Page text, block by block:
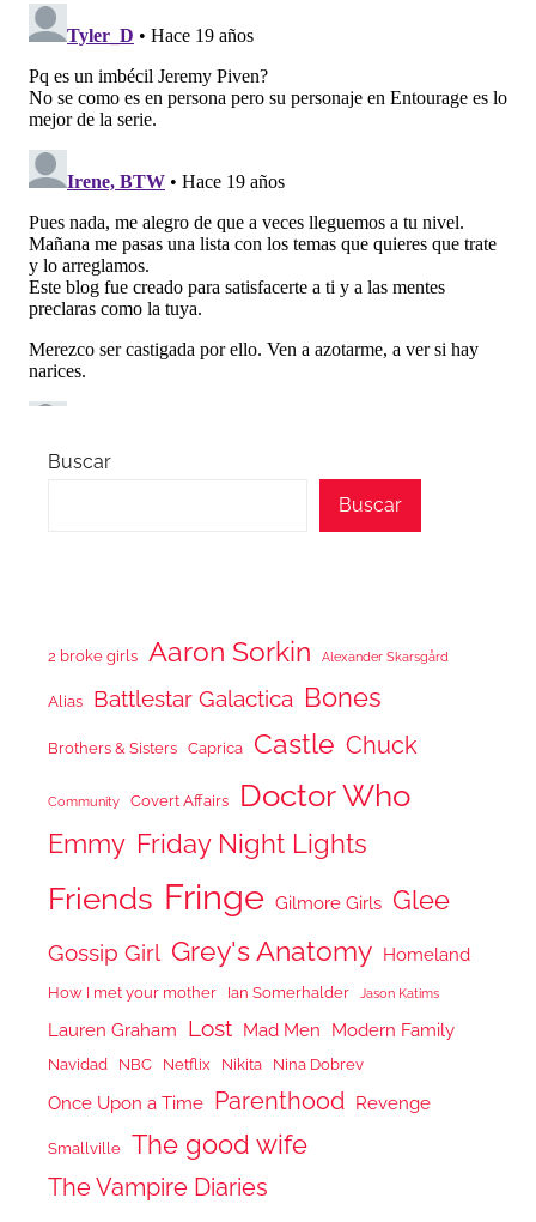
Buscar
Buscar
2 broke girls Aaron Sorkin Alexander Skarsgård
Alias Battlestar Galactica Bones
Brothers & Sisters Caprica Castle Chuck
Community Covert Affairs Doctor Who
Emmy Friday Night Lights
Friends Fringe Gilmore Girls Glee
Gossip Girl Grey's Anatomy Homeland
How I met your mother Ian Somerhalder Jason Katims
Lauren Graham Lost Mad Men Modern Family
Navidad NBC Netflix Nikita Nina Dobrev
Once Upon a Time Parenthood Revenge
Smallville The good wife
The Vampire Diaries